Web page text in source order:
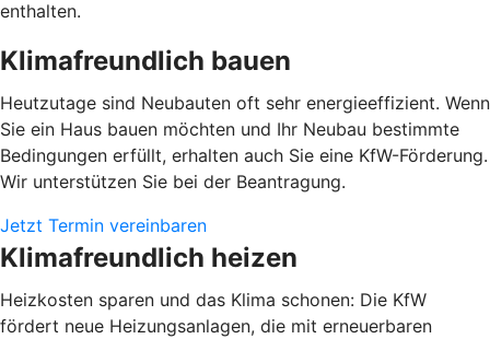
enthalten.
Klimafreundlich bauen
Heutzutage sind Neubauten oft sehr energieeffizient. Wenn
Sie ein Haus bauen möchten und Ihr Neubau bestimmte
Bedingungen erfüllt, erhalten auch Sie eine KfW-Förderung.
Wir unterstützen Sie bei der Beantragung.
Jetzt Termin vereinbaren
Klimafreundlich heizen
Heizkosten sparen und das Klima schonen: Die KfW
fördert neue Heizungsanlagen, die mit erneuerbaren